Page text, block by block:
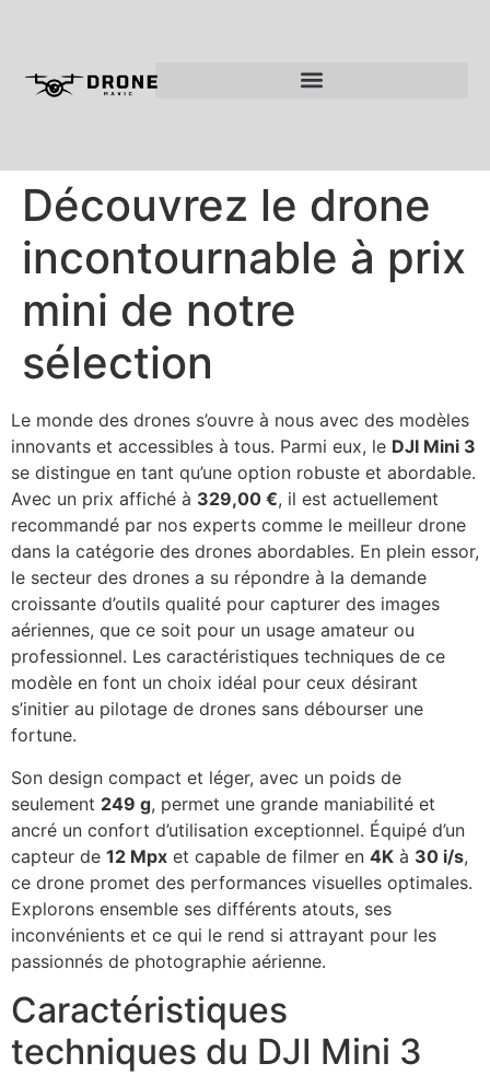
Découvrez le drone
incontournable à prix
mini de notre
sélection
Le monde des drones s’ouvre à nous avec des modèles
innovants et accessibles à tous. Parmi eux, le DJI Mini 3
se distingue en tant qu’une option robuste et abordable.
Avec un prix affiché à 329,00 €, il est actuellement
recommandé par nos experts comme le meilleur drone
dans la catégorie des drones abordables. En plein essor,
le secteur des drones a su répondre à la demande
croissante d’outils qualité pour capturer des images
aériennes, que ce soit pour un usage amateur ou
professionnel. Les caractéristiques techniques de ce
modèle en font un choix idéal pour ceux désirant
s’initier au pilotage de drones sans débourser une
fortune.
Son design compact et léger, avec un poids de
seulement 249 g, permet une grande maniabilité et
ancré un confort d’utilisation exceptionnel. Équipé d’un
capteur de 12 Mpx et capable de filmer en 4K à 30 i/s,
ce drone promet des performances visuelles optimales.
Explorons ensemble ses différents atouts, ses
inconvénients et ce qui le rend si attrayant pour les
passionnés de photographie aérienne.
Caractéristiques
techniques du DJI Mini 3